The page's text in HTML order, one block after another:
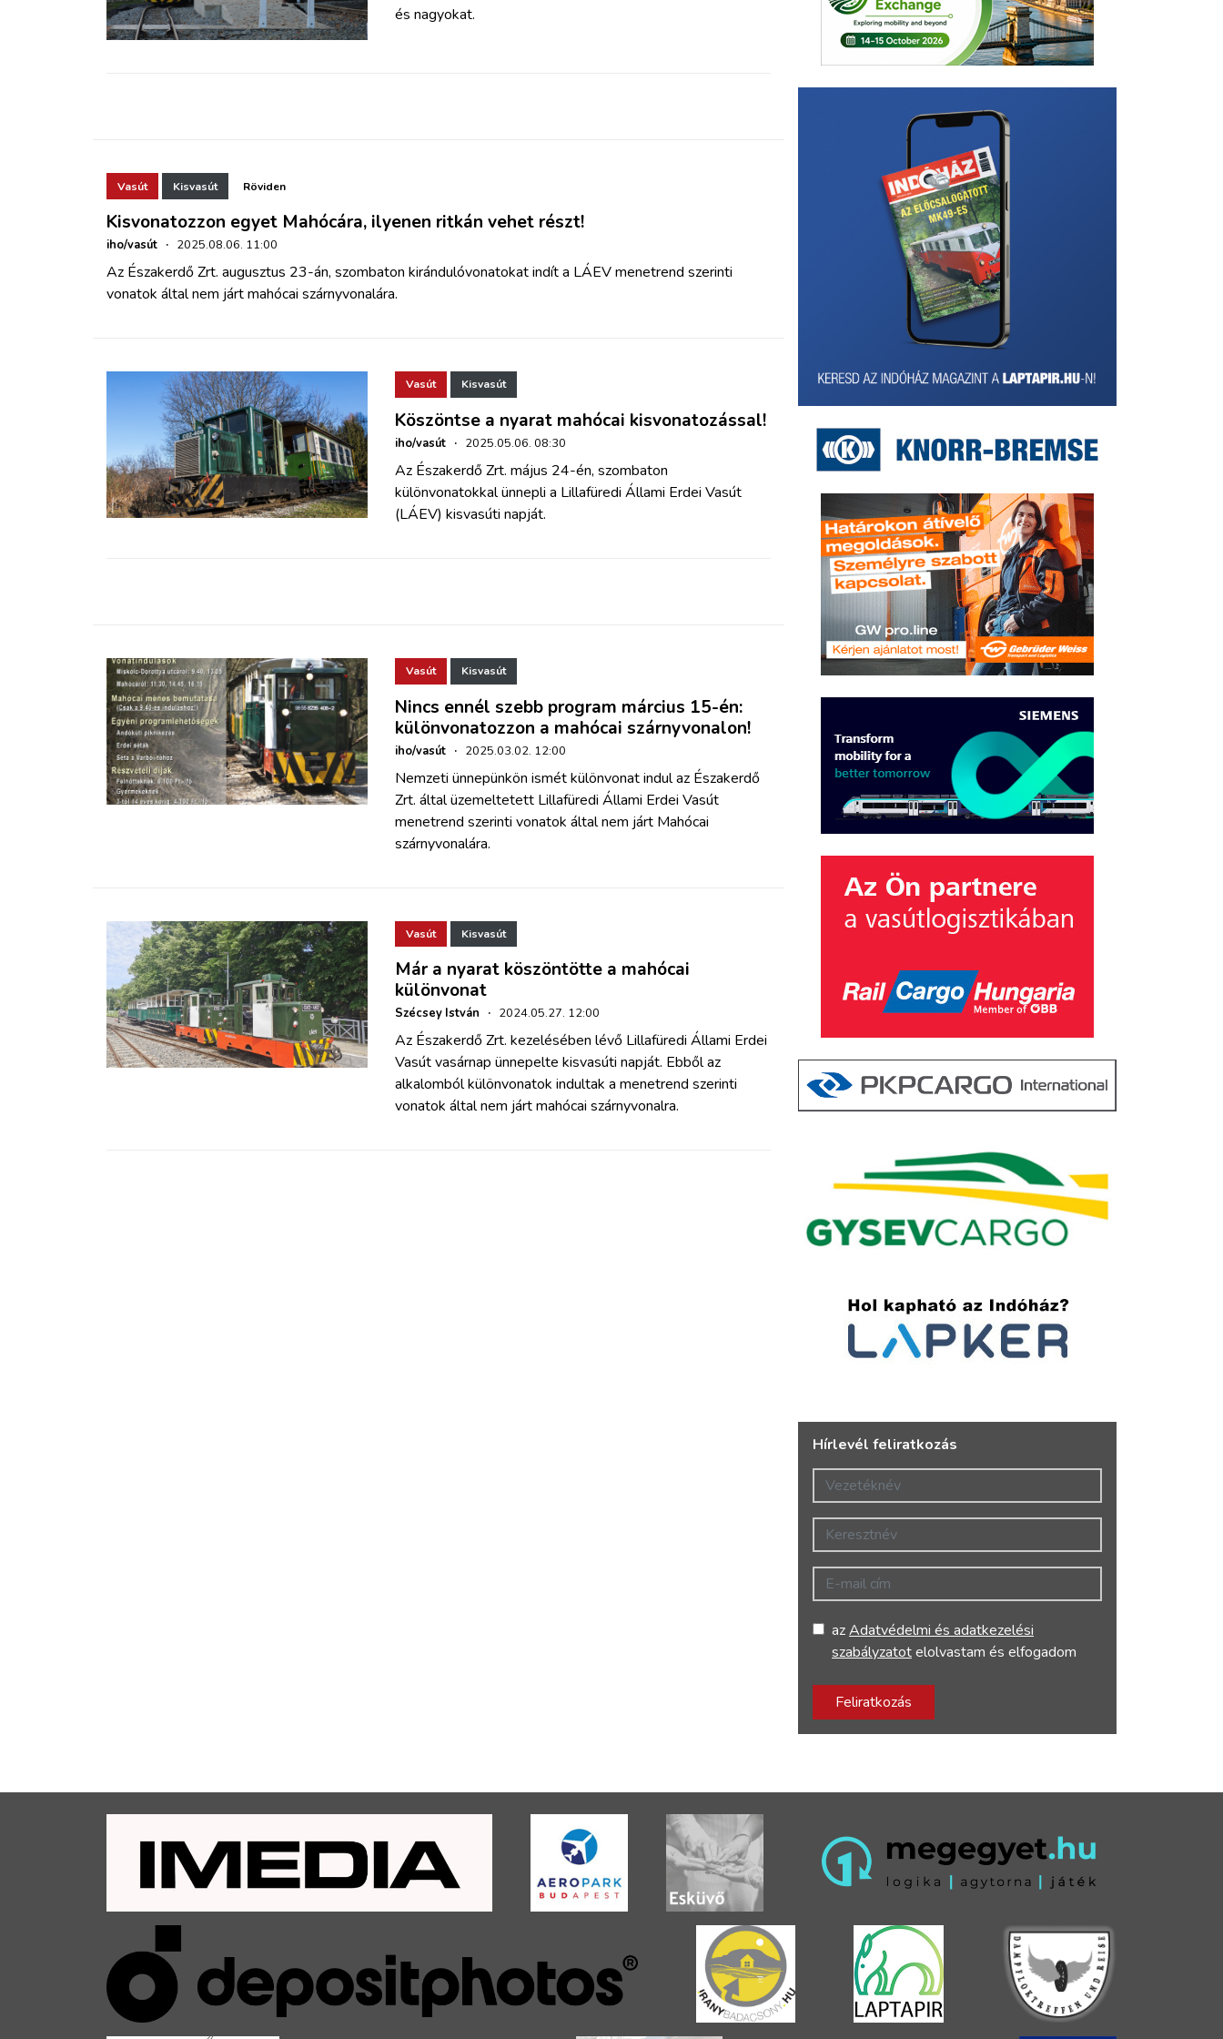
WEBSHOP
BELÉPÉS
és nagyokat.
Vasút Kisvasút Röviden
Kisvonatozzon egyet Mahócára, ilyenen ritkán vehet részt!
iho/vasút · 2025.08.06. 11:00
Az Északerdő Zrt. augusztus 23-án, szombaton kirándulóvonatokat indít a LÁEV menetrend szerinti
vonatok által nem járt mahócai szárnyvonalára.
Vasút Kisvasút
Köszöntse a nyarat mahócai kisvonatozással!
iho/vasút · 2025.05.06. 08:30
Az Északerdő Zrt. május 24-én, szombaton
különvonatokkal ünnepli a Lillafüredi Állami Erdei Vasút
(LÁEV) kisvasúti napját.
Vasút Kisvasút
Nincs ennél szebb program március 15-én:
különvonatozzon a mahócai szárnyvonalon!
iho/vasút · 2025.03.02. 12:00
Nemzeti ünnepünkön ismét különvonat indul az Északerdő
Zrt. által üzemeltetett Lillafüredi Állami Erdei Vasút
menetrend szerinti vonatok által nem járt Mahócai
szárnyvonalára.
Vasút Kisvasút
Már a nyarat köszöntötte a mahócai
különvonat
Szécsey István · 2024.05.27. 12:00
Az Északerdő Zrt. kezelésében lévő Lillafüredi Állami Erdei
Vasút vasárnap ünnepelte kisvasúti napját. Ebből az
alkalomból különvonatok indultak a menetrend szerinti
vonatok által nem járt mahócai szárnyvonalra.
Hírlevél feliratkozás
Vezetéknév
Keresztnév
E-mail cím
azAdatvédelmi és adatkezelési
szabályzatotelolvastam és elfogadom
Feliratkozás